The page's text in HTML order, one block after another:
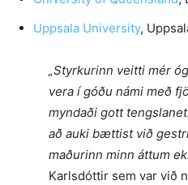
Uppsala University,
„Styrkurinn veitti mér
vera í góðu námi með
myndaði gott
að auki bættist við
maðurinn minn áttum
Karlsdóttir sem var við